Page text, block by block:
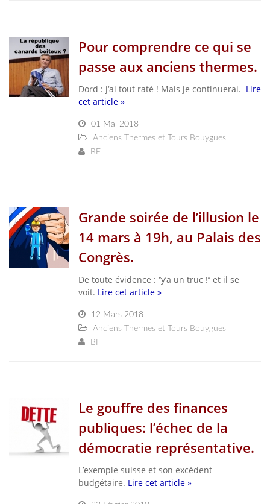
Pour comprendre ce qui se
passe aux anciens thermes.
Dord : j‘ai tout raté ! Mais je continuerai. Lire
cet article »
01 Mai 2018
Anciens Thermes et Tours Bouygues
BF
Grande soirée de l’illusion le
14 mars à 19h, au Palais des
Congrès.
De toute évidence : ‘’y’a un truc !’’ et il se
voit. Lire cet article »
12 Mars 2018
Anciens Thermes et Tours Bouygues
BF
Le gouffre des finances
publiques: l’échec de la
démocratie représentative.
L’exemple suisse et son excédent
budgétaire. Lire cet article »